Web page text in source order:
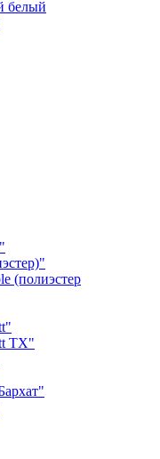
белый
(полиэстер
TX"